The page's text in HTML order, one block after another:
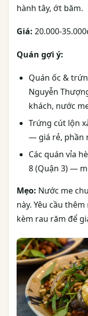
hành tây, ớt băm.
Giá: 20.000-
Quán gợi ý:
Quán ốc &
Nguyễn
khách, nước
Trứng cút lộn
— giá rẻ, phần
Các quán vỉa
8 (Quận 3) —
Mẹo: Nước me
này. Yêu cầu
kèm rau răm để